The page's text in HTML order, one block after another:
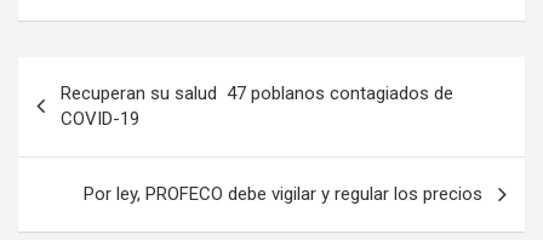
de
entradas
Recuperan su salud 47 poblanos contagiados de
COVID-19
Por ley, PROFECO debe vigilar y regular los precios